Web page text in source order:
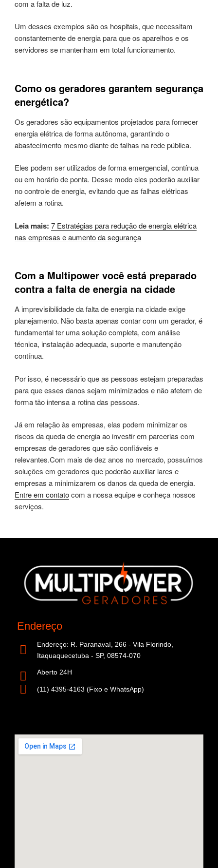
com a falta de luz.
Um desses exemplos são os hospitais, que necessitam
constantemente de energia para que os aparelhos e os
servidores se mantenham em total funcionamento.
Como os geradores garantem segurança
energética?
Os geradores são equipamentos projetados para fornecer
energia elétrica de forma autônoma, garantindo o
abastecimento mesmo diante de falhas na rede pública.
Eles podem ser utilizados de forma emergencial, contínua
ou em horário de ponta. Desse modo eles poderão auxiliar
no controle de energia, evitando que as falhas elétricas
afetem a rotina.
Leia mais: 7 Estratégias para redução de energia elétrica
nas empresas e aumento da segurança
Com a Multipower você está preparado
contra a falta de energia na cidade
A imprevisibilidade da falta de energia na cidade exige
planejamento. Não basta apenas contar com um gerador, é
fundamental ter uma solução completa, com análise
técnica, instalação adequada, suporte e manutenção
contínua.
Por isso, é necessário que as pessoas estejam preparadas
para que esses danos sejam minimizados e não afetem de
forma tão intensa a rotina das pessoas.
Já em relação às empresas, elas podem minimizar os
riscos da queda de energia ao investir em parcerias com
empresas de geradores que são confiáveis e
relevantes.Com mais de dez anos no mercado, possuímos
soluções em geradores que poderão auxiliar lares e
empresas a minimizarem os danos da queda de energia.
Entre em contatocom a nossa equipe e conheça nossos
serviços.
Endereço
Endereço: R. Paranavaí, 266 - Vila Florindo,
Itaquaquecetuba - SP, 08574-070
Aberto 24H
(11) 4395-4163 (Fixo e WhatsApp)